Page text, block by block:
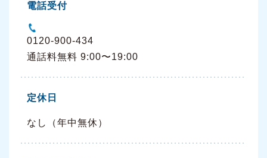
電話受付
0120-900-434
通話料無料 9:00〜19:00
定休日
なし（年中無休）